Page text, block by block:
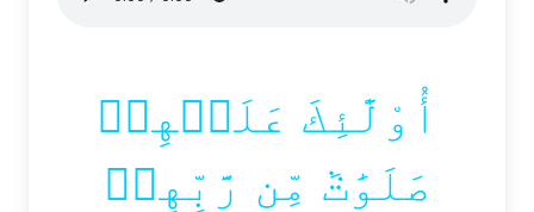
أُوْلَٰٓئِكَ عَلَيۡهِمۡ
صَلَوَٰتٞ مِّن رَّبِّهِمۡ